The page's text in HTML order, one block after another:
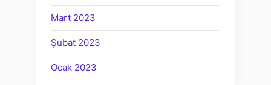
Mart 2023
Şubat 2023
Ocak 2023